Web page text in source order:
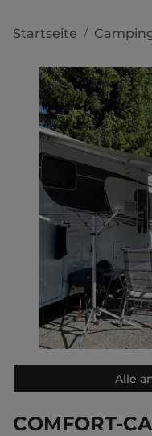
Startseite /
Alle
COMFORT-